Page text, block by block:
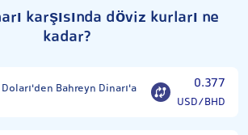
karşısında döviz kurları ne
kadar?
Bahreyn Dinarı'a 0.377
USD/BHD